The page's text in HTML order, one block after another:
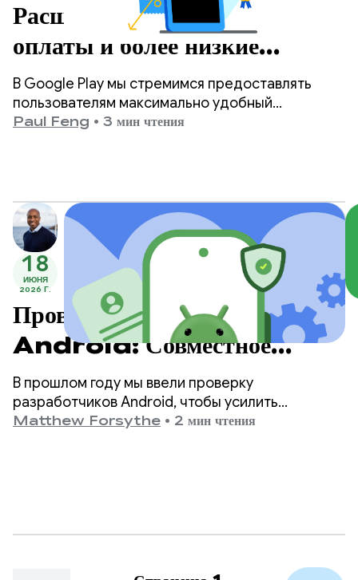
Расширенные возможности
оплаты и более низкие
комиссии в Google Play.
В Google Play мы стремимся предоставлять
пользователям максимально удобный
интерфейс, одновременно обеспечивая
Paul Feng • 3 мин чтения
18
ИЮНЯ
2026 Г.
Проверка разработчиков
Android: Совместное
создание более безопасной
экосистемы
В прошлом году мы ввели проверку
разработчиков Android, чтобы усилить
безопасность экосистемы и предотвратить
Matthew Forsythe • 2 мин чтения